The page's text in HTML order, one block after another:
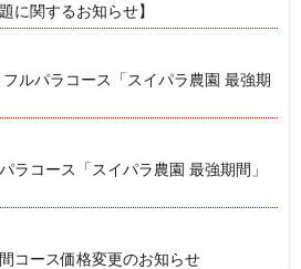
に関するお知らせ】
フルパラコース「スイパラ農園 最強期
ラコース「スイパラ農園 最強期間」
コース価格変更のお知らせ